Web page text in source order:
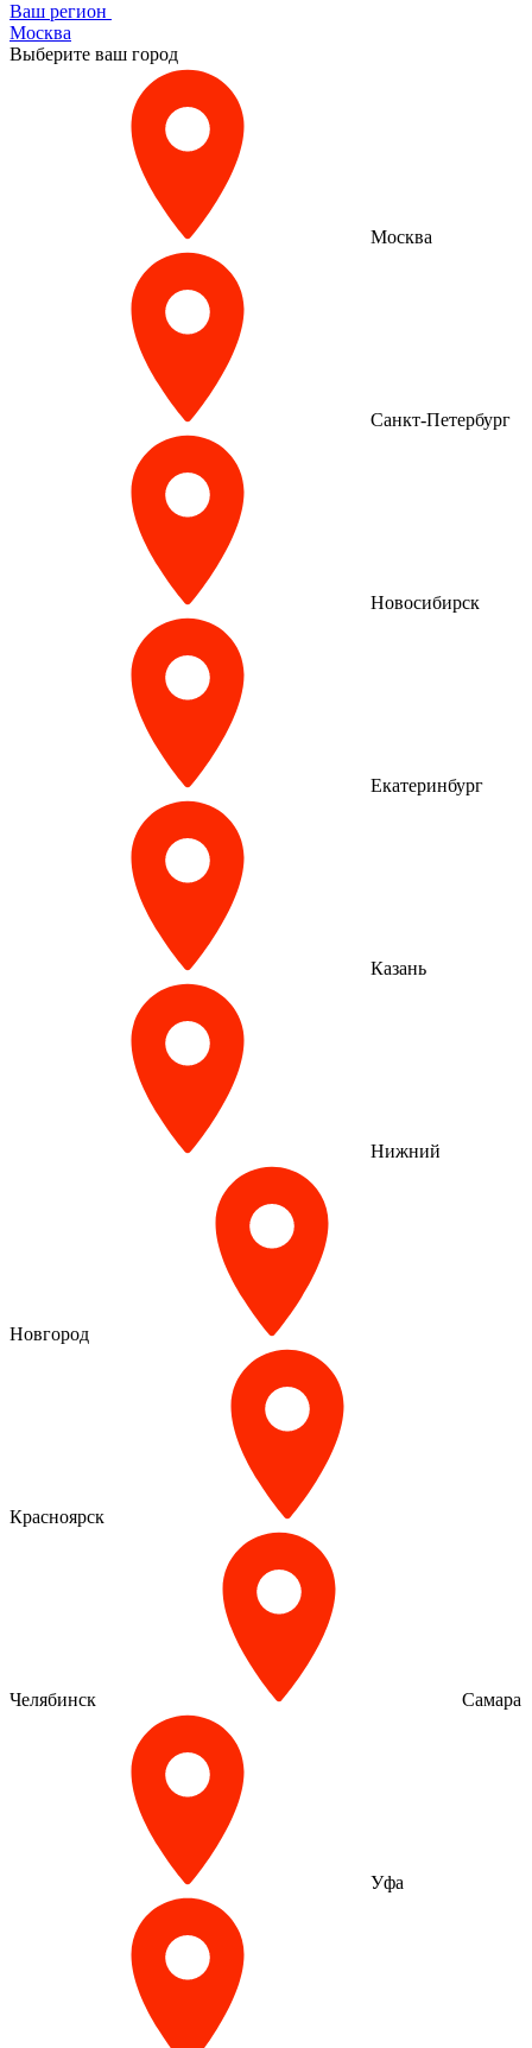
Ваш регион
Москва
Выберите ваш город
Москва
Санкт-Петербург
Новосибирск
Екатеринбург
Казань
Нижний
Новгород
Красноярск
Челябинск Самара
Уфа